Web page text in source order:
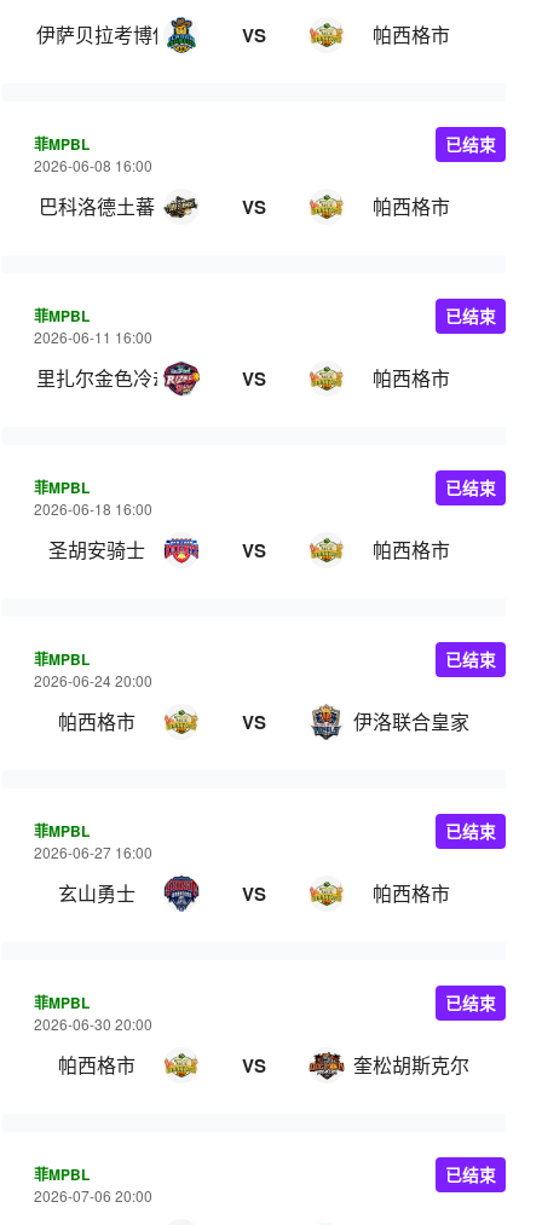
伊萨贝拉考博伊斯 VS 帕西格市
菲MPBL
2026-06-08 16:00
巴科洛德土蕃 VS 帕西格市
已结束
菲MPBL
2026-06-11 16:00
里扎尔金色冷却器 VS 帕西格市
已结束
菲MPBL
2026-06-18 16:00
圣胡安骑士 VS 帕西格市
已结束
菲MPBL
2026-06-24 20:00
帕西格市 VS 伊洛联合皇家
已结束
菲MPBL
2026-06-27 16:00
玄山勇士 VS 帕西格市
已结束
菲MPBL
2026-06-30 20:00
帕西格市 VS 奎松胡斯克尔
已结束
菲MPBL
2026-07-06 20:00
已结束